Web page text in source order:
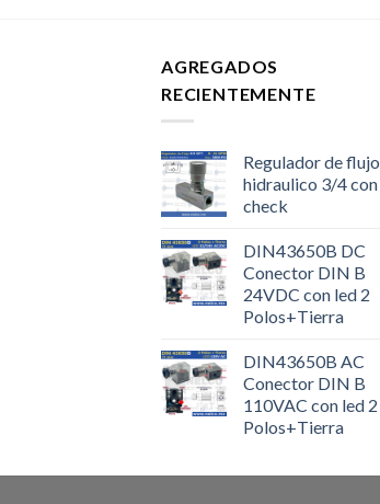
AGREGADOS
RECIENTEMENTE
Regulador de flujo
hidraulico 3/4 con
check
DIN43650B DC
Conector DIN B
24VDC con led 2
Polos+Tierra
DIN43650B AC
Conector DIN B
110VAC con led 2
Polos+Tierra